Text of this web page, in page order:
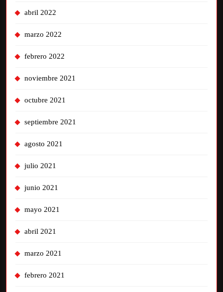
abril 2022
marzo 2022
febrero 2022
noviembre 2021
octubre 2021
septiembre 2021
agosto 2021
julio 2021
junio 2021
mayo 2021
abril 2021
marzo 2021
febrero 2021